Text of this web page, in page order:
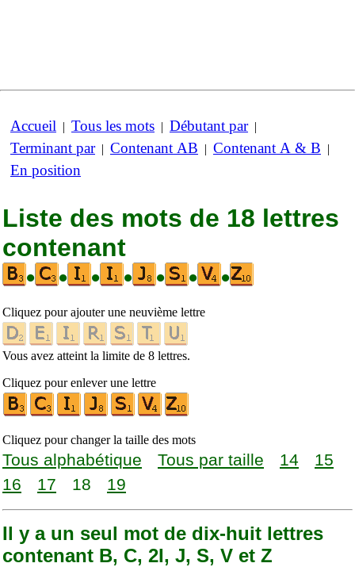
Accueil | Tous les mots | Débutant par|
Terminant par| Contenant AB | Contenant A & B |
En position
Liste des mots de 18 lettres
contenant
•
• • • • • •
Cliquez pour ajouter une neuvième lettre
Vous avez atteint la limite de 8 lettres.
Cliquez pour enlever une lettre
Cliquez pour changer la taille des mots
Tous alphabétique Tous par taille 14
15
16
17 18 19
Il y a un seul mot de dix-huit lettres
contenant B, C, 2I, J, S, V et Z